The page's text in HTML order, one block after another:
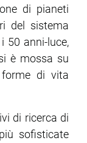
di pianeti
del sistema
50 anni-luce,
è mossa su
di vita
di ricerca di
sofisticate